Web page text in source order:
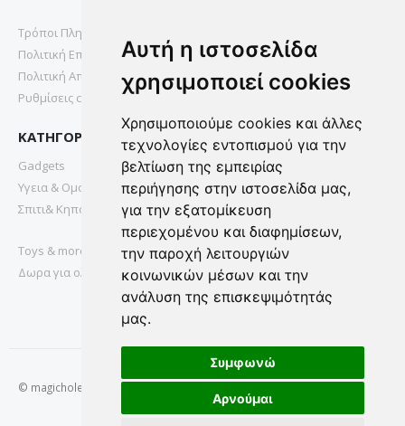
Αυτή η ιστοσελίδα
χρησιμοποιεί cookies
Χρησιμοποιούμε cookies και άλλες
τεχνολογίες εντοπισμού για την
βελτίωση της εμπειρίας
περιήγησης στην ιστοσελίδα μας,
για την εξατομίκευση
περιεχομένου και διαφημίσεων,
την παροχή λειτουργιών
κοινωνικών μέσων και την
ανάλυση της επισκεψιμότητάς
μας.
Συμφωνώ
Αρνούμαι
Τρόποι Πληρωμής
Πολιτική Επιστροφών
Πολιτική Απορρήτου
Ρυθμίσεις cookies
ΚΑΤΗΓΟΡΙΕΣ
Gadgets
Υγεια & Ομορφια
Σπιτι& Κηπος
Toys & more
Δωρα για ολους
© magichole.gr 2022. All Rights Reserved.